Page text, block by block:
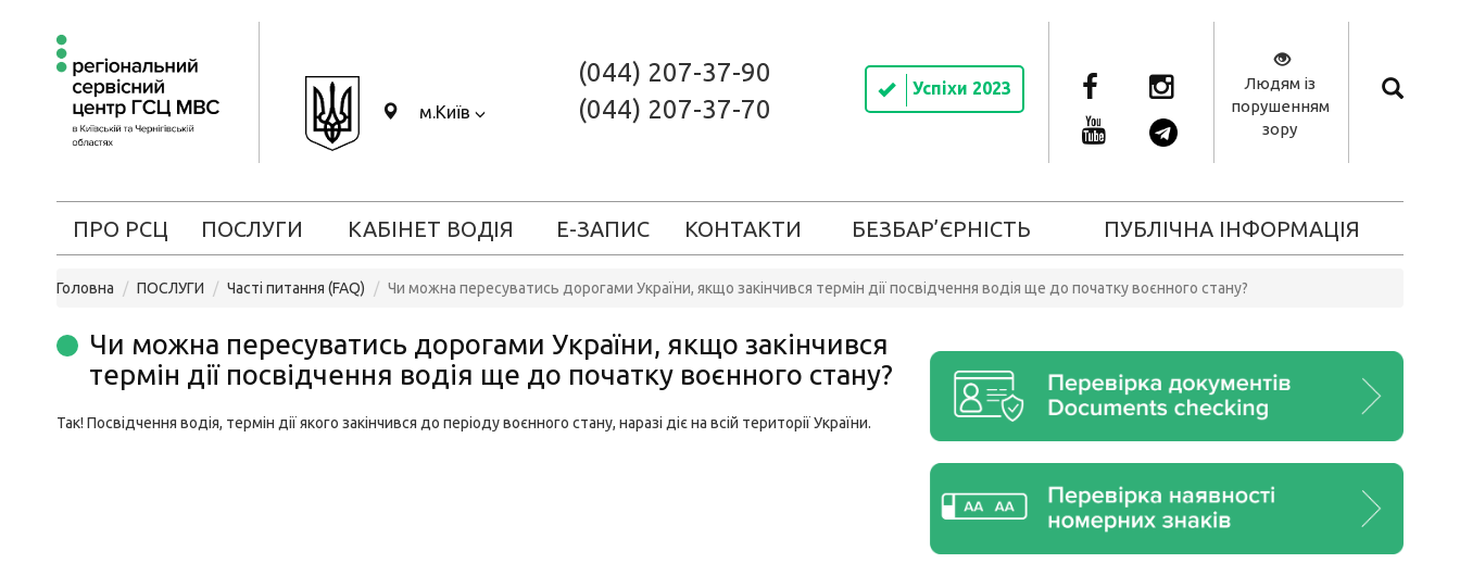
м.Київ
(044) 207-37-90
(044) 207-37-70
Успіхи 2023
Людям із
порушенням
зору
ПРО РСЦ ПОСЛУГИ КАБІНЕТ ВОДІЯ Е-ЗАПИС КОНТАКТИ БЕЗБАР’ЄРНІСТЬ ПУБЛІЧНА ІНФОРМАЦІЯ
Головна ПОСЛУГИ Часті питання (FAQ) Чи можна пересуватись дорогами України, якщо закінчився термін дії посвідчення водія ще до початку воєнного стану?
Чи можна пересуватись дорогами України, якщо закінчився
термін дії посвідчення водія ще до початку воєнного стану?
Так! Посвідчення водія, термін дії якого закінчився до періоду воєнного стану, наразі діє на всій території України.